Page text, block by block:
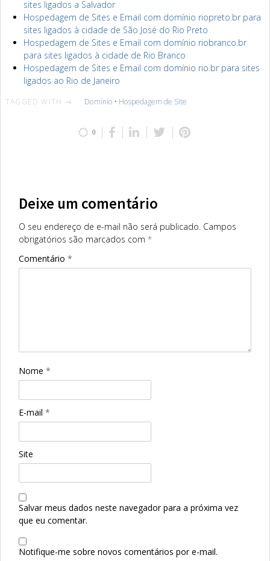
sites ligados a Salvador
Hospedagem de Sites e Email com domínio riopreto.br para
sites ligados à cidade de São José do Rio Preto
Hospedagem de Sites e Email com domínio riobranco.br
para sites ligados à cidade de Rio Branco
Hospedagem de Sites e Email com domínio rio.br para sites
ligados ao Rio de Janeiro
TAGGED WITH → Domínio • Hospedagem de Site
0
Deixe um comentário
O seu endereço de e-mail não será publicado. Campos
obrigatórios são marcados com *
Comentário *
Nome *
E-mail *
Site
Salvar meus dados neste navegador para a próxima vez
que eu comentar.
Notifique-me sobre novos comentários por e-mail.